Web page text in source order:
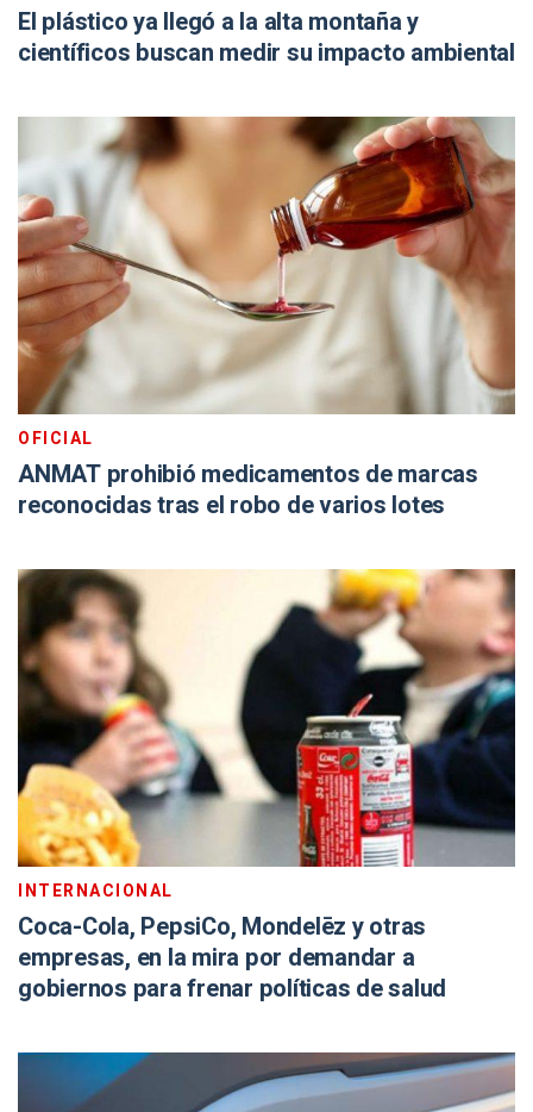
El plástico ya llegó a la alta montaña y
científicos buscan medir su impacto ambiental
OFICIAL
ANMAT prohibió medicamentos de marcas
reconocidas tras el robo de varios lotes
INTERNACIONAL
Coca-Cola, PepsiCo, Mondelēz y otras
empresas, en la mira por demandar a
gobiernos para frenar políticas de salud